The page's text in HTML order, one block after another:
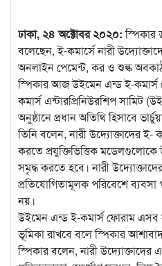
ঢাকা, ২৪ অক্টোবর ২০২০:স্পিকার
বলেছেন, ই-কমার্সে নারী
অনলাইন পেমেন্ট, কর ও শুল্ক
স্পিকার আজ উইমেন এন্ড ই-কমার্স
কমার্স এন্টারপ্রিনিউরশিপ সামিট
অনুষ্ঠানে প্রধান অতিথি হিসাবে
তিনি বলেন, নারী উদ্যোক্তাদের ই-
করতে প্রযুক্তিভিত্তিক
সমৃদ্ধ করতে হবে। নারী
প্রতিযোগিতামূলক পরিবেশে ব্যবসা
নয়।
উইমেন এন্ড ই-কমার্স ফোরাম এসব
ভূমিকা রাখবে বলে স্পিকার
স্পিকার বলেন, নারী উদ্যোক্তাদের